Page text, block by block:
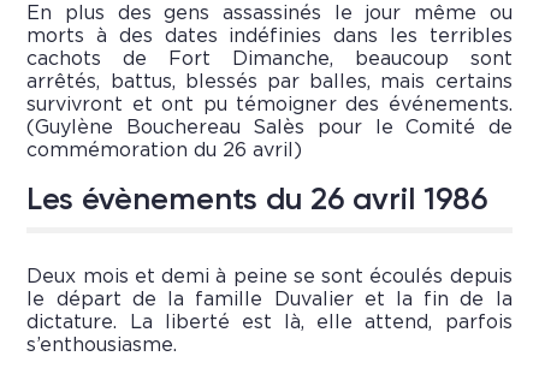
En plus des gens assassinés le jour même ou
morts à des dates indéfinies dans les terribles
cachots de Fort Dimanche, beaucoup sont
arrêtés, battus, blessés par balles, mais certains
survivront et ont pu témoigner des événements.
(Guylène Bouchereau Salès pour le Comité de
commémoration du 26 avril)
Les évènements du 26 avril 1986
Deux mois et demi à peine se sont écoulés depuis
le départ de la famille Duvalier et la fin de la
dictature. La liberté est là, elle attend, parfois
s’enthousiasme.